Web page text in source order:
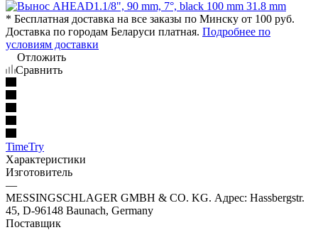
* Бесплатная доставка на все заказы по Минску от 100 руб.
Доставка по городам Беларуси платная. Подробнее по
условиям доставки
Отложить
Сравнить
TimeTry
Характеристики
Изготовитель
—
MESSINGSCHLAGER GMBH & CO. KG. Адрес: Hassbergstr.
45, D-96148 Baunach, Germany
Поставщик